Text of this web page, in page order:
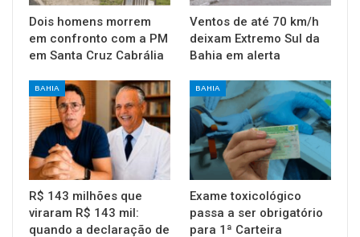
Dois homens morrem
em confronto com a PM
em Santa Cruz Cabrália
Ventos de até 70 km/h
deixam Extremo Sul da
Bahia em alerta
BAHIA
R$ 143 milhões que
viraram R$ 143 mil:
quando a declaração de
BAHIA
Exame toxicológico
passa a ser obrigatório
para 1ª Carteira